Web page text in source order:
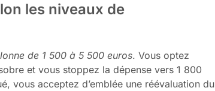
les niveaux de
de 1 500 à 5 500 euros. Vous optez
et vous stoppez la dépense vers 1 800
vous acceptez d’emblée une réévaluation du